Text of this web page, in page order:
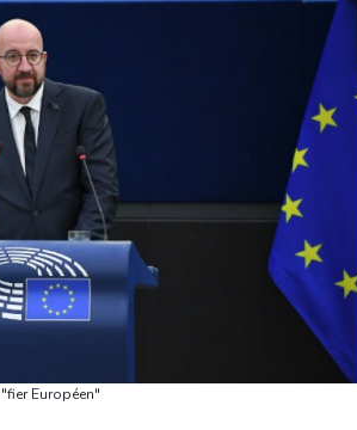
Européen"